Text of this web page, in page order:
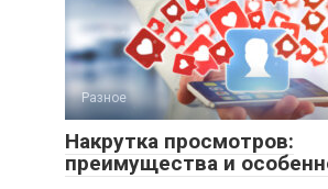
Разное
Накрутка просмотров:
преимущества и